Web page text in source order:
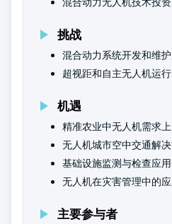
挑战
混合动力系统开发和维护
超视距和自主无人机运行
机遇
精准农业中无人机需求上
无人机城市空中交通解决
基础设施监测与检查应用
无人机在灾害管理中的应
主要参与者